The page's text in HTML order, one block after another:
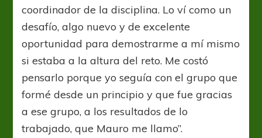
coordinador de la disciplina. Lo ví como un
desafío, algo nuevo y de excelente
oportunidad para demostrarme a mí mismo
si estaba a la altura del reto. Me costó
pensarlo porque yo seguía con el grupo que
formé desde un principio y que fue gracias
a ese grupo, a los resultados de lo
trabajado, que Mauro me llamo”.